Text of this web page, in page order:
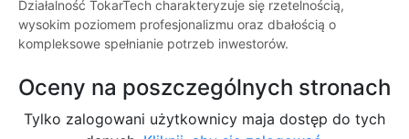
Działalność TokarTech charakteryzuje się rzetelnością,
wysokim poziomem profesjonalizmu oraz dbałością o
kompleksowe spełnianie potrzeb inwestorów.
Oceny na poszczególnych stronach
Tylko zalogowani użytkownicy maja dostęp do tych